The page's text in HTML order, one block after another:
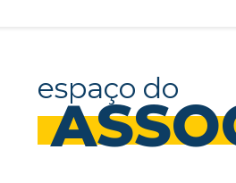
espaço do